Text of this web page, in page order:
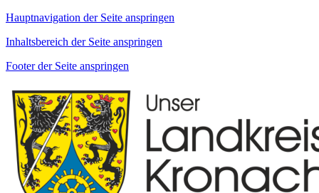
Hauptnavigation der Seite anspringen
Inhaltsbereich der Seite anspringen
Footer der Seite anspringen